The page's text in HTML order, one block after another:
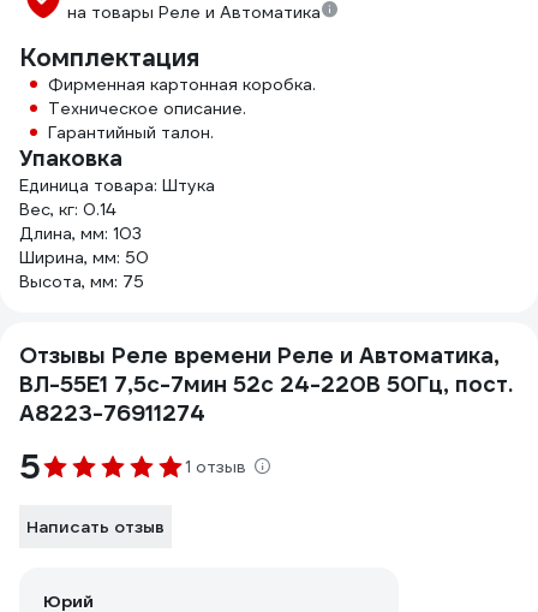
на товары Реле и Автоматика
Комплектация
Фирменная картонная коробка.
Техническое описание.
Гарантийный талон.
Упаковка
Единица товара: Штука
Вес, кг: 0.14
Длина, мм: 103
Ширина, мм: 50
Высота, мм: 75
Отзывы Реле времени Реле и Автоматика,
ВЛ-55Е1 7,5с-7мин 52с 24-220В 50Гц, пост.
A8223-76911274
5 1 отзыв
Написать отзыв
Юрий